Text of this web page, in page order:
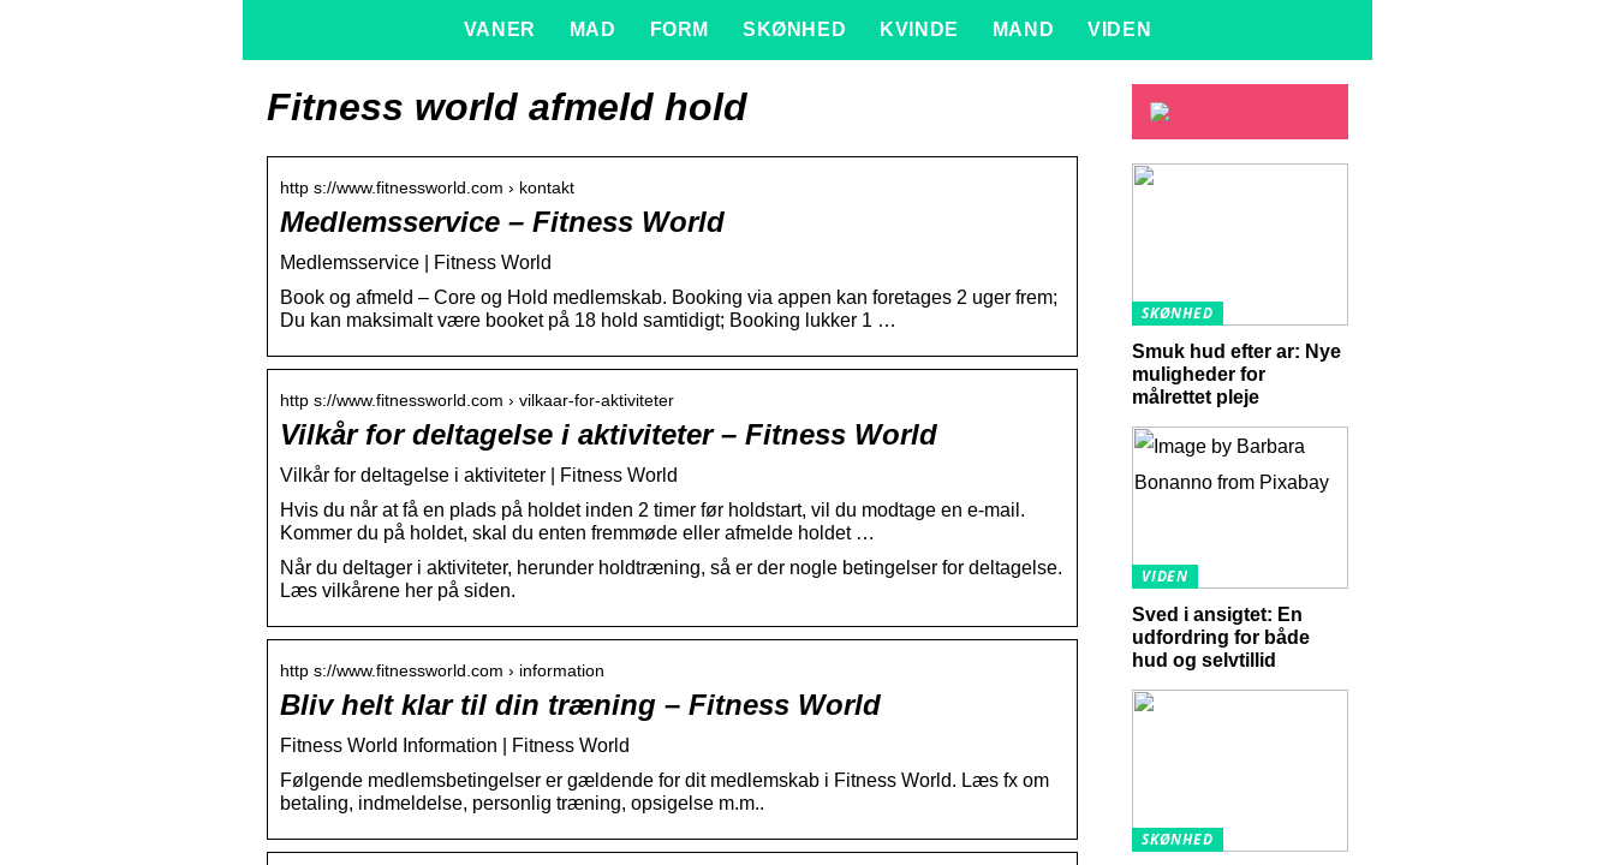
VANER MAD FORM SKØNHED KVINDE MAND VIDEN
Fitness world afmeld hold
http s://www.fitnessworld.com › kontakt
Medlemsservice – Fitness World
Medlemsservice | Fitness World
Book og afmeld – Core og Hold medlemskab. Booking via appen kan foretages 2 uger frem;
Du kan maksimalt være booket på 18 hold samtidigt; Booking lukker 1 …
http s://www.fitnessworld.com › vilkaar-for-aktiviteter
Vilkår for deltagelse i aktiviteter – Fitness World
Vilkår for deltagelse i aktiviteter | Fitness World
Hvis du når at få en plads på holdet inden 2 timer før holdstart, vil du modtage en e-mail.
Kommer du på holdet, skal du enten fremmøde eller afmelde holdet …
Når du deltager i aktiviteter, herunder holdtræning, så er der nogle betingelser for deltagelse.
Læs vilkårene her på siden.
http s://www.fitnessworld.com › information
Bliv helt klar til din træning – Fitness World
Fitness World Information | Fitness World
Følgende medlemsbetingelser er gældende for dit medlemskab i Fitness World. Læs fx om
betaling, indmeldelse, personlig træning, opsigelse m.m..
SKØNHED
Smuk hud efter ar: Nye
muligheder for
målrettet pleje
VIDEN
Sved i ansigtet: En
udfordring for både
hud og selvtillid
SKØNHED